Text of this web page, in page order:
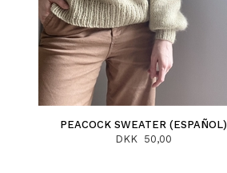
PEACOCK SWEATER (ESPAÑOL)
DKK 50,00